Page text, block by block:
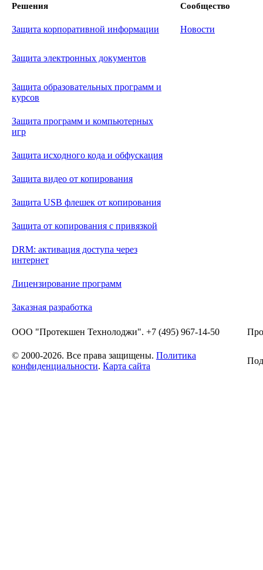
Решения Сообщество
Защита корпоративной информации Новости
Защита электронных документов
Защита образовательных программ и
курсов
Защита программ и компьютерных
игр
Защита исходного кода и обфускация
Защита видео от копирования
Защита USB флешек от копирования
Защита от копирования с привязкой
DRM: активация доступа через
интернет
Лицензирование программ
Заказная разработка
ООО "Протекшен Технолоджи". +7 (495) 967-14-50
© 2000-2026. Все права защищены. Политика
конфиденциальности. Карта сайта